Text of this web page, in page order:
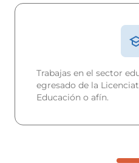
Trabajas en el sector
egresado de la
Educación o afín.